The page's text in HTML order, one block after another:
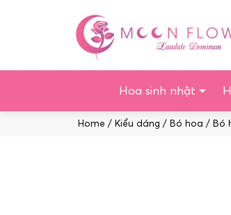
Hoa sinh nhật
Home / Kiểu dáng / Bó hoa / Bó